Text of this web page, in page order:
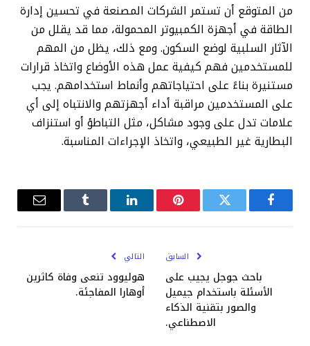
من المتوقع أن تستمر الشركات المصنعة في تحسين إدارة
الطاقة في أجهزة الكمبيوتر المحمولة، مما قد يقلل من
الآثار السلبية لوضع السكون. ومع ذلك، يظل من المهم
للمستخدمين فهم كيفية عمل هذه الأوضاع واتخاذ قرارات
مستنيرة بناءً على احتياجاتهم وأنماط استخدامهم. يجب
على المستخدمين مراقبة أداء أجهزتهم والانتباه إلى أي
علامات تدل على وجود مشاكل، مثل التباطؤ أو استنزاف
البطارية غير الطبيعي، واتخاذ الإجراءات المناسبة.
فيسبوكتويتر بينتيريستلينكدإن Tumblrالبريد
السابق
باحث جوجل يجيب على
الأسئلة باستخدام جيميل
والصور بتقنية الذكاء
الاصطناعي.
التالي
هوليوود تنعى وفاة كاثرين
أوهارا المفاجئة.